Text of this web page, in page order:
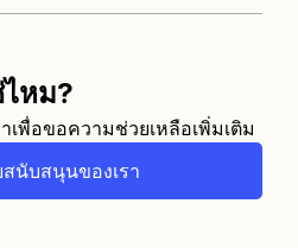
หม?
พื่อขอความช่วยเหลือเพิ่มเติม
นับสนุนของเรา